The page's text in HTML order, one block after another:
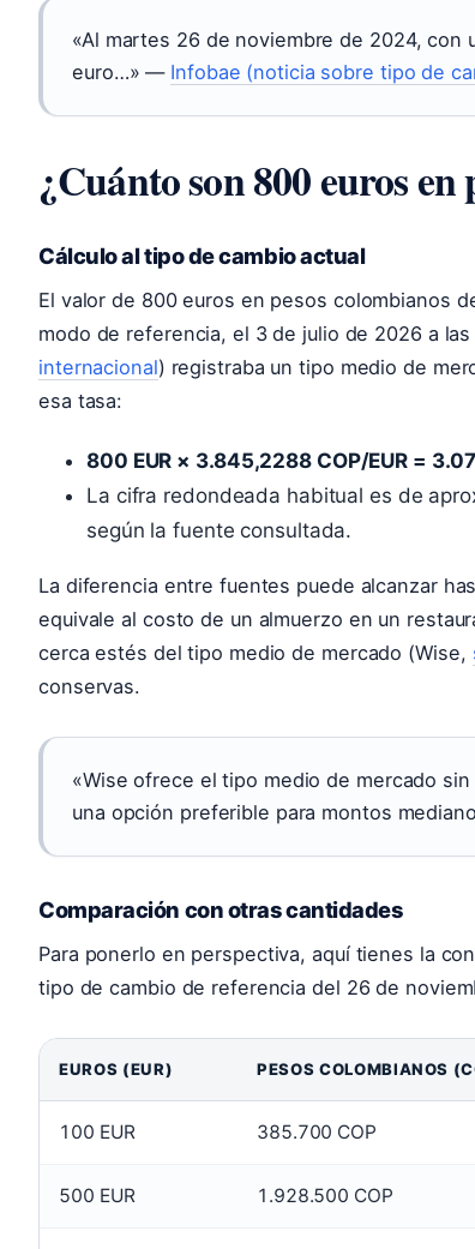
«Al martes 26 de noviembre de 2024, con
euro…» — Infobae (noticia sobre tipo de
¿Cuánto son 800 euros en
Cálculo al tipo de cambio actual
El valor de 800 euros en pesos colombianos
modo de referencia, el 3 de julio de 2026 a las
internacional) registraba un tipo medio de
esa tasa:
800 EUR × 3.845,2288 COP/EUR =
La cifra redondeada habitual es de
según la fuente consultada.
La diferencia entre fuentes puede alcanzar
equivale al costo de un almuerzo en un
cerca estés del tipo medio de mercado (Wise,
conservas.
«Wise ofrece el tipo medio de mercado
una opción preferible para montos
Comparación con otras cantidades
Para ponerlo en perspectiva, aquí tienes la
tipo de cambio de referencia del 26 de
EUROS (EUR) PESOS COLOMBIANOS
100 EUR 385.700 COP
500 EUR 1.928.500 COP